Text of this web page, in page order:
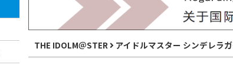
THE IDOLM＠STER アイドルマスター シンデレラ